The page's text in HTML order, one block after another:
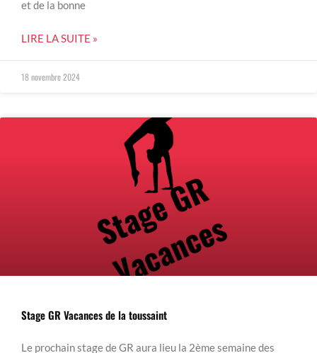
et de la bonne
LIRE LA SUITE »
18 novembre 2024
Stage GR Vacances de la toussaint
Le prochain stage de GR aura lieu la 2ème semaine des